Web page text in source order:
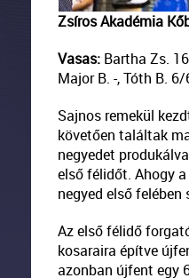
Zsíros Akadémia
Vasas:Bartha Zs.
Major B. -, Tóth B.
Sajnos remekül
követően találtak
negyedet
első félidőt. Ahogy
negyed első
Az első félidő
kosaraira építve
azonban újfent egy